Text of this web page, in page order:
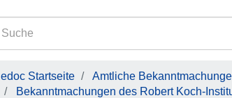
edoc Startseite
Amtliche
Bekanntmachungen des Robert Koch-